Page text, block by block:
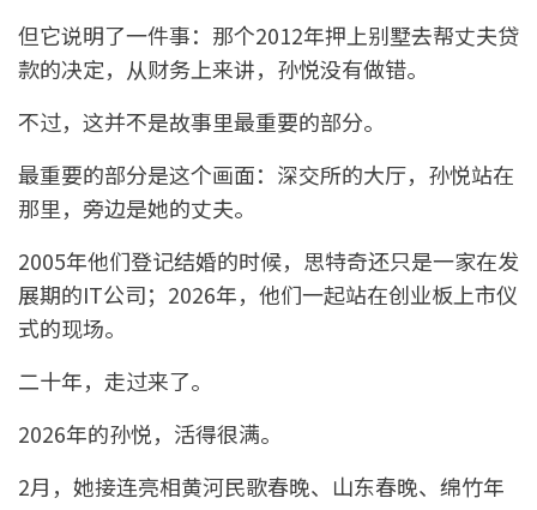
但它说明了一件事：那个2012年押上别墅去帮丈夫贷
款的决定，从财务上来讲，孙悦没有做错。
不过，这并不是故事里最重要的部分。
最重要的部分是这个画面：深交所的大厅，孙悦站在
那里，旁边是她的丈夫。
2005年他们登记结婚的时候，思特奇还只是一家在发
展期的IT公司；2026年，他们一起站在创业板上市仪
式的现场。
二十年，走过来了。
2026年的孙悦，活得很满。
2月，她接连亮相黄河民歌春晚、山东春晚、绵竹年